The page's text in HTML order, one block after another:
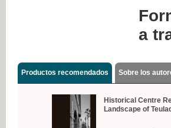
a
Productos recomendados Sobre los
Historical Centre
Landscape of